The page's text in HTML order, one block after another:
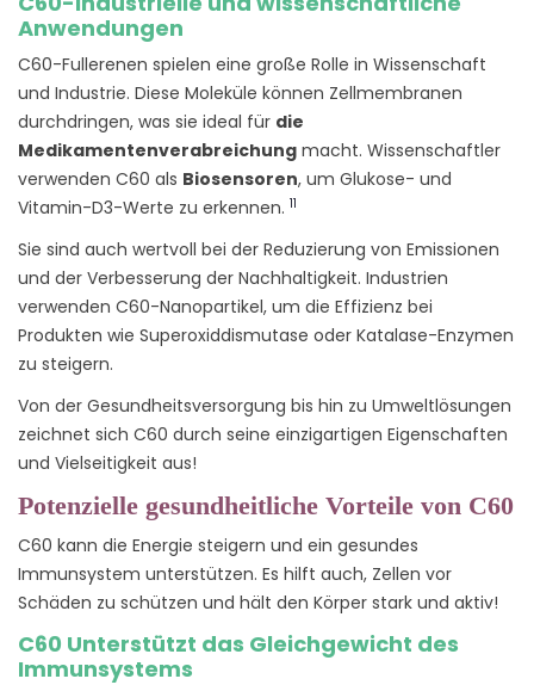
Anwendungen
C60-Fullerenen spielen eine große Rolle in Wissenschaft
und Industrie. Diese Moleküle können Zellmembranen
durchdringen, was sie ideal für die
Medikamentenverabreichung macht. Wissenschaftler
verwenden C60 als Biosensoren, um Glukose- und
Vitamin-D3-Werte zu erkennen. 11
Sie sind auch wertvoll bei der Reduzierung von Emissionen
und der Verbesserung der Nachhaltigkeit. Industrien
verwenden C60-Nanopartikel, um die Effizienz bei
Produkten wie Superoxiddismutase oder Katalase-Enzymen
zu steigern.
Von der Gesundheitsversorgung bis hin zu Umweltlösungen
zeichnet sich C60 durch seine einzigartigen Eigenschaften
und Vielseitigkeit aus!
Potenzielle gesundheitliche Vorteile von C60
C60 kann die Energie steigern und ein gesundes
Immunsystem unterstützen. Es hilft auch, Zellen vor
Schäden zu schützen und hält den Körper stark und aktiv!
C60 Unterstützt das Gleichgewicht des
Immunsystems